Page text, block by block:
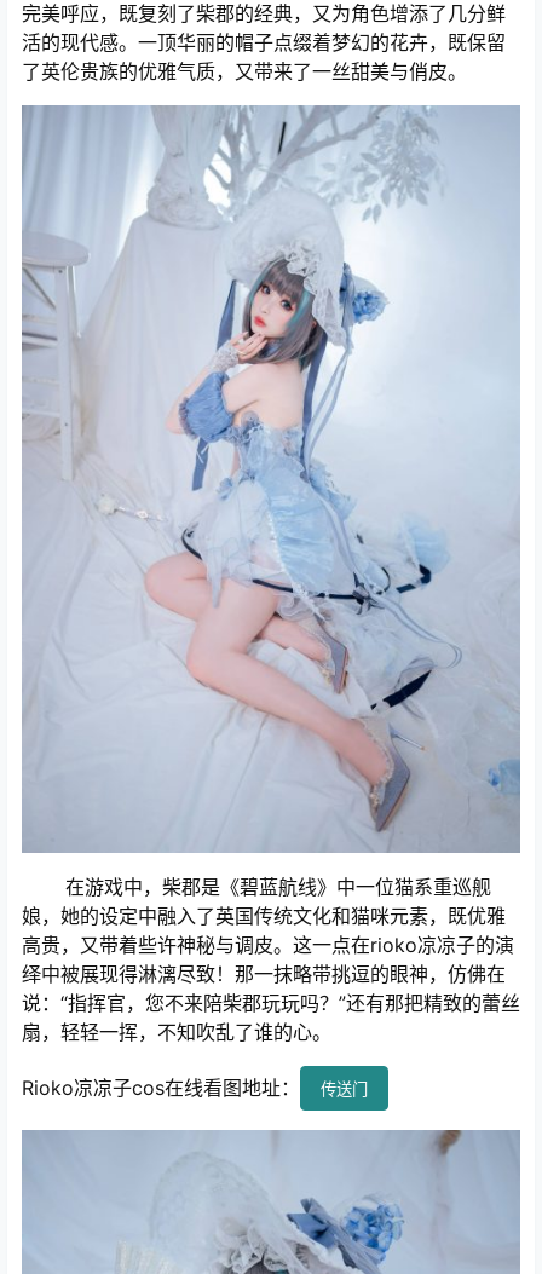
完美呼应，既复刻了柴郡的经典，又为角色增添了几分鲜
活的现代感。一顶华丽的帽子点缀着梦幻的花卉，既保留
了英伦贵族的优雅气质，又带来了一丝甜美与俏皮。
在游戏中，柴郡是《碧蓝航线》中一位猫系重巡舰
娘，她的设定中融入了英国传统文化和猫咪元素，既优雅
高贵，又带着些许神秘与调皮。这一点在rioko凉凉子的演
绎中被展现得淋漓尽致！那一抹略带挑逗的眼神，仿佛在
说：“指挥官，您不来陪柴郡玩玩吗？”还有那把精致的蕾丝
扇，轻轻一挥，不知吹乱了谁的心。
Rioko凉凉子cos在线看图地址： 传送门